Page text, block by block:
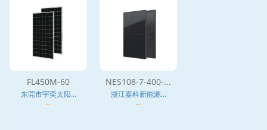
FL450M-60
东莞市宇奕太阳...
--
NES108-7-400-...
浙江嘉科新能源...
--